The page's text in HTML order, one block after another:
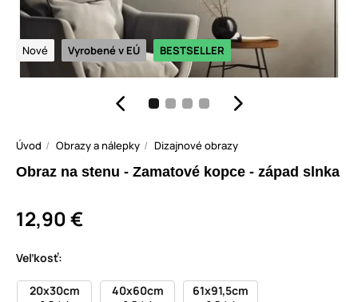
Nové Vyrobené v EÚ BESTSELLER
Úvod Obrazy a nálepky Dizajnové obrazy
Obraz na stenu - Zamatové kopce - západ slnka
12,90 €
Veľkosť:
20x30cm 40x60cm 61x91,5cm